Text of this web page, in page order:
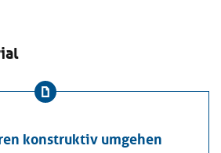
konstruktiv umgehen